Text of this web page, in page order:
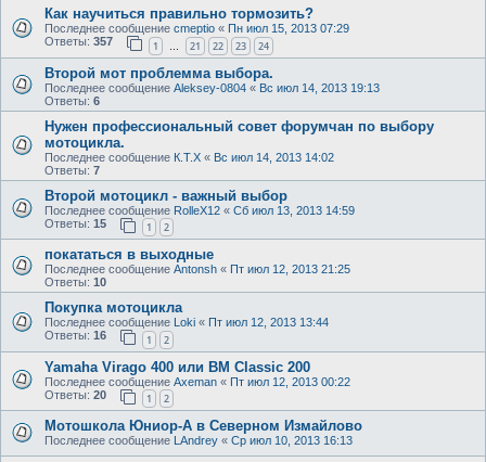
Как научиться правильно тормозить?
Последнее сообщение cmeptio « Пн июл 15, 2013 07:29
Ответы: 357 1 21 22 23 24
Второй мот проблемма выбора.
Последнее сообщение Aleksey-0804 « Вс июл 14, 2013 19:13
Ответы: 6
Нужен профессиональный совет форумчан по выбору
мотоцикла.
Последнее сообщение К.Т.Х « Вс июл 14, 2013 14:02
Ответы: 7
Второй мотоцикл - важный выбор
Последнее сообщение RolleX12 « Сб июл 13, 2013 14:59
Ответы: 15 1 2
покататься в выходные
Последнее сообщение Antonsh « Пт июл 12, 2013 21:25
Ответы: 10
Покупка мотоцикла
Последнее сообщение Loki « Пт июл 12, 2013 13:44
Ответы: 16 1 2
Yamaha Virago 400 или BM Classic 200
Последнее сообщение Axeman « Пт июл 12, 2013 00:22
Ответы: 20 1 2
Мотошкола Юниор-А в Северном Измайлово
Последнее сообщение LAndrey « Ср июл 10, 2013 16:13